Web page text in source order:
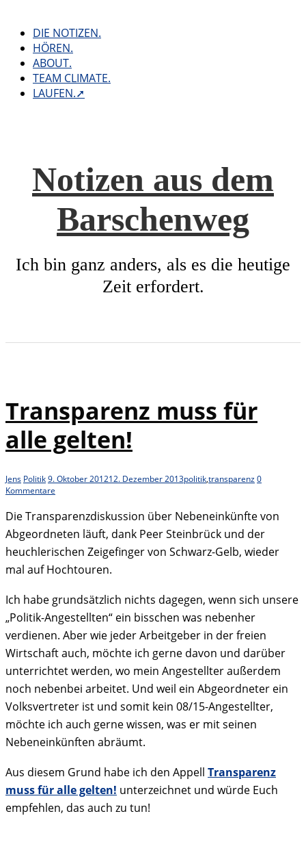
contentDIE NOTIZEN.
HÖREN.
ABOUT.
TEAM CLIMATE.
LAUFEN.➚
Notizen aus dem
Barschenweg
Ich bin ganz anders, als es die heutige
Zeit erfordert.
Transparenz muss für
alle gelten!
Jens Politik9. Oktober 201212. Dezember 2013politik,transparenz0
Kommentare
Die Transparenzdiskussion über Nebeneinkünfte von
Abgeordneten läuft, dank Peer Steinbrück und der
heuchlerischen Zeigefinger von Schwarz-Gelb, wieder
mal auf Hochtouren.
Ich habe grundsätzlich nichts dagegen, wenn sich unsere
„Politik-Angestellten“ ein bisschen was nebenher
verdienen. Aber wie jeder Arbeitgeber in der freien
Wirtschaft auch, möchte ich gerne davon und darüber
unterrichtet werden, wo mein Angestellter außerdem
noch nebenbei arbeitet. Und weil ein Abgeordneter ein
Volksvertreter ist und somit kein 08/15-Angestellter,
möchte ich auch gerne wissen, was er mit seinen
Nebeneinkünften abräumt.
Aus diesem Grund habe ich den Appell Transparenz
muss für alle gelten! unterzeichnet und würde Euch
empfehlen, das auch zu tun!